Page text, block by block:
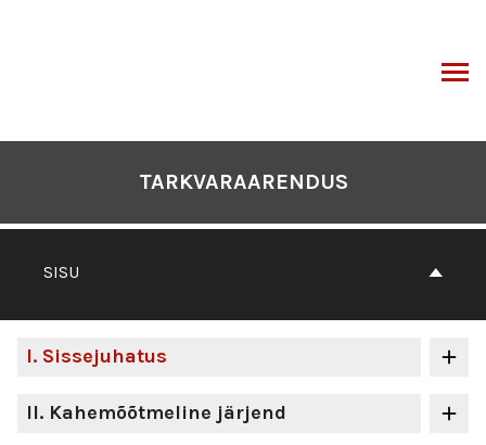
SISU
I. Sissejuhatus
II. Kahemõõtmeline järjend
TARKVARAARENDUS